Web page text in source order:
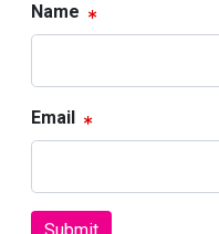
Name
Email